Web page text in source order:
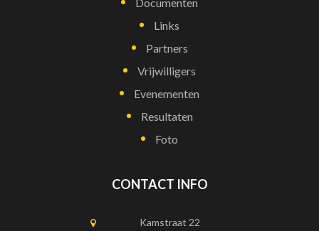
Links
Partners
Vrijwilligers
Evenementen
Resultaten
Foto
CONTACT INFO
Kamstraat 22